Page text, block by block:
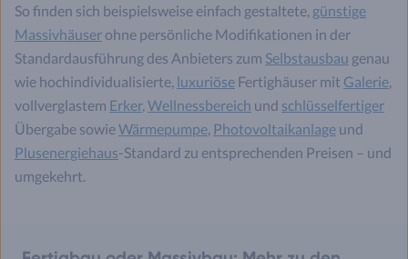
So finden sich beispielsweise einfach gestaltete, günstige
Massivhäuser ohne persönliche Modifikationen in der
Standardausführung des Anbieters zum Selbstausbau genau
wie hochindividualisierte, luxuriöse Fertighäuser mit Galerie,
vollverglastem Erker, Wellnessbereich und schlüsselfertiger
Übergabe sowieWärmepumpe, Photovoltaikanlage und
Plusenergiehaus-Standard zu entsprechenden Preisen – und
umgekehrt.